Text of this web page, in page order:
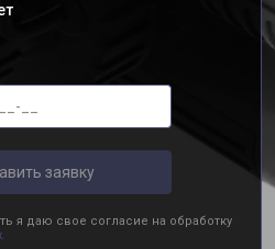
заявку
я даю свое согласие на обработку